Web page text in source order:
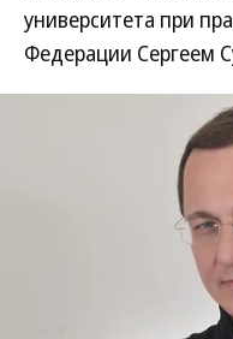
университета при
Федерации Сергеем